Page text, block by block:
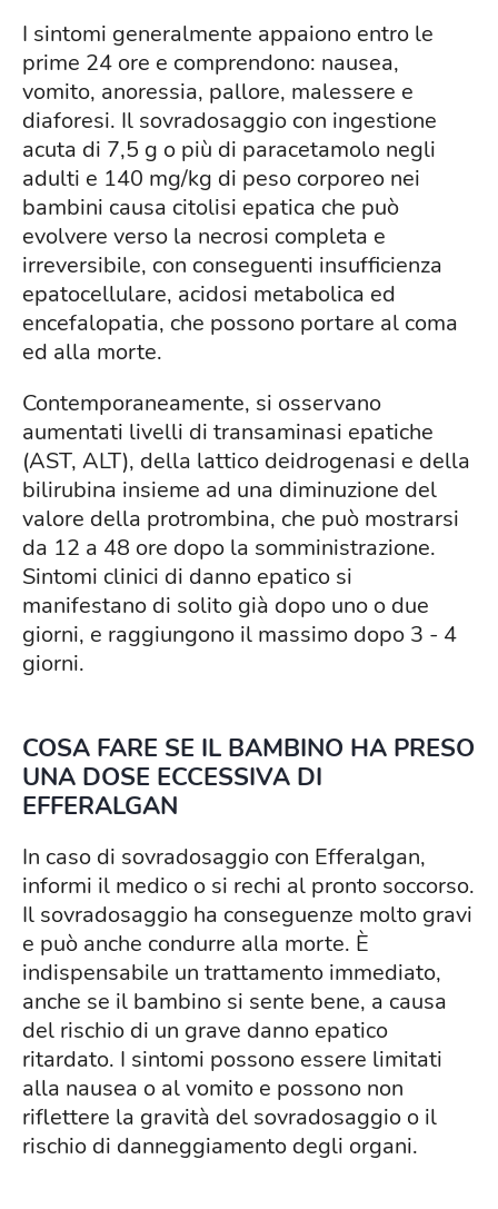
I sintomi generalmente appaiono entro le
prime 24 ore e comprendono: nausea,
vomito, anoressia, pallore, malessere e
diaforesi. Il sovradosaggio con ingestione
acuta di 7,5 g o più di paracetamolo negli
adulti e 140 mg/kg di peso corporeo nei
bambini causa citolisi epatica che può
evolvere verso la necrosi completa e
irreversibile, con conseguenti insufficienza
epatocellulare, acidosi metabolica ed
encefalopatia, che possono portare al coma
ed alla morte.
Contemporaneamente, si osservano
aumentati livelli di transaminasi epatiche
(AST, ALT), della lattico deidrogenasi e della
bilirubina insieme ad una diminuzione del
valore della protrombina, che può mostrarsi
da 12 a 48 ore dopo la somministrazione.
Sintomi clinici di danno epatico si
manifestano di solito già dopo uno o due
giorni, e raggiungono il massimo dopo 3 - 4
giorni.
COSA FARE SE IL BAMBINO HA PRESO
UNA DOSE ECCESSIVA DI
EFFERALGAN
In caso di sovradosaggio con Efferalgan,
informi il medico o si rechi al pronto soccorso.
Il sovradosaggio ha conseguenze molto gravi
e può anche condurre alla morte. È
indispensabile un trattamento immediato,
anche se il bambino si sente bene, a causa
del rischio di un grave danno epatico
ritardato. I sintomi possono essere limitati
alla nausea o al vomito e possono non
riflettere la gravità del sovradosaggio o il
rischio di danneggiamento degli organi.